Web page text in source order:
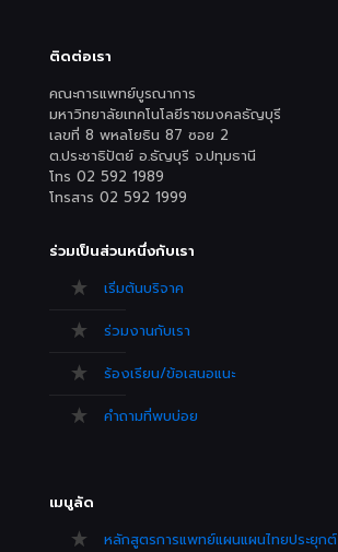
ติดต่อเรา
คณะการแพทย์บูรณาการ
มหาวิทยาลัยเทคโนโลยีราชมงคลธัญบุรี
เลขที่ 8 พหลโยธิน 87 ซอย 2
ต.ประชาธิปัตย์ อ.ธัญบุรี จ.ปทุมธานี
โทร 02 592 1989
โทรสาร 02 592 1999
ร่วมเป็นส่วนหนึ่งกับเรา
เริ่มต้นบริจาค
ร่วมงานกับเรา
ร้องเรียน/ข้อเสนอแนะ
คำถามที่พบบ่อย
เมนูลัด
หลักสูตรการแพทย์แผนแผนไทยประยุกต์